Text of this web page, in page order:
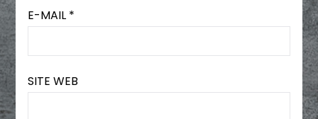
E-MAIL *
SITE WEB